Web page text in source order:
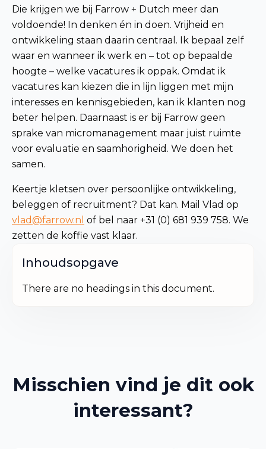
Die krijgen we bij Farrow + Dutch meer dan
voldoende! In denken én in doen. Vrijheid en
ontwikkeling staan daarin centraal. Ik bepaal zelf
waar en wanneer ik werk en – tot op bepaalde
hoogte – welke vacatures ik oppak. Omdat ik
vacatures kan kiezen die in lijn liggen met mijn
interesses en kennisgebieden, kan ik klanten nog
beter helpen. Daarnaast is er bij Farrow geen
sprake van micromanagement maar juist ruimte
voor evaluatie en saamhorigheid. We doen het
samen.
Keertje kletsen over persoonlijke ontwikkeling,
beleggen of recruitment? Dat kan. Mail Vlad op
vlad@farrow.nl of bel naar +31 (0) 681 939 758. We
zetten de koffie vast klaar.
Inhoudsopgave
There are no headings in this document.
Misschien vind je dit ook
interessant?